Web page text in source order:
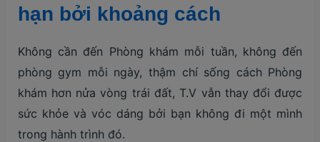
hạn bởi khoảng cách
Không cần đến Phòng khám mỗi tuần, không đến
phòng gym mỗi ngày, thậm chí sống cách Phòng
khám hơn nửa vòng trái đất, T.V vẫn thay đổi được
sức khỏe và vóc dáng bởi bạn không đi một mình
trong hành trình đó.